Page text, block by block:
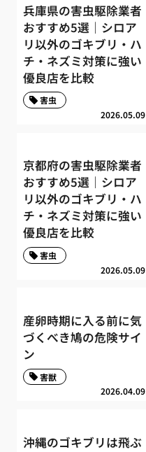
兵庫県の害虫駆除業者
おすすめ5選｜シロア
リ以外のゴキブリ・ハ
チ・ネズミ対策に強い
優良店を比較
2026.05.09
害虫
京都府の害虫駆除業者
おすすめ5選｜シロア
リ以外のゴキブリ・ハ
チ・ネズミ対策に強い
優良店を比較
2026.05.09
害虫
産卵時期に入る前に気
づくべき鳩の危険サイ
ン
2026.04.09
害獣
沖縄のゴキブリは飛ぶ